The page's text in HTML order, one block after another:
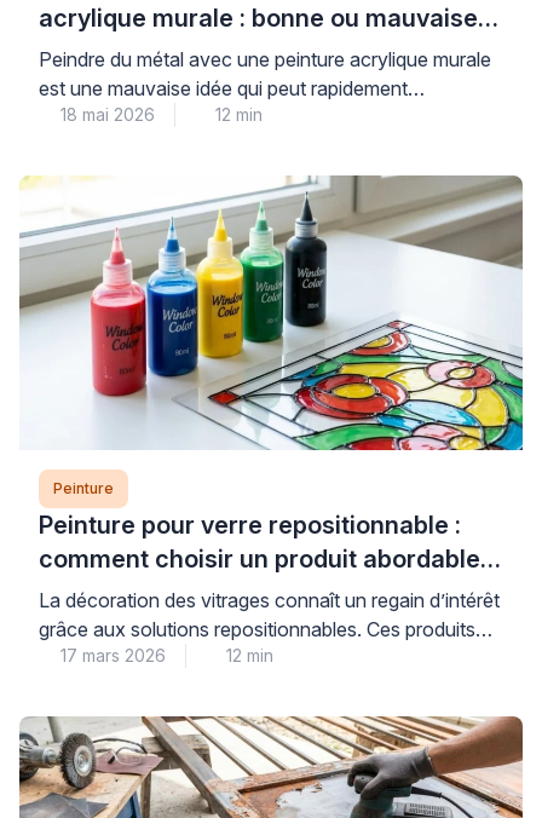
acrylique murale : bonne ou mauvaise
idée ?
Peindre du métal avec une peinture acrylique murale
est une mauvaise idée qui peut rapidement
compromettre la durabilité et l’esthétique de vos
pour les surfaces poreuses comme le plâtre, n’offrent
ni l’adhérence ni la protection anticorrosion
nécessaires aux supports métalliques, exposant ainsi
votre installation à l’écaillage et à la […]
18 mai 2026 12 min
Peinture
Peinture pour verre repositionnable :
comment choisir un produit abordable
et de qualité
La décoration des vitrages connaît un regain d’intérêt
grâce aux solutions repositionnables. Ces produits
permettent de personnaliser fenêtres et miroirs sans
recherchent des alternatives économiques aux
vitraux traditionnels. Les peintures pour verre offrent
cette flexibilité tout en préservant la luminosité
naturelle. Cependant, le choix du bon produit
17 mars 2026 12 min